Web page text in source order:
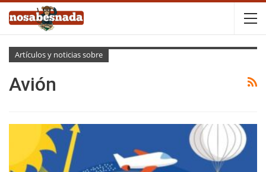
Artículos y noticias sobre
Avión